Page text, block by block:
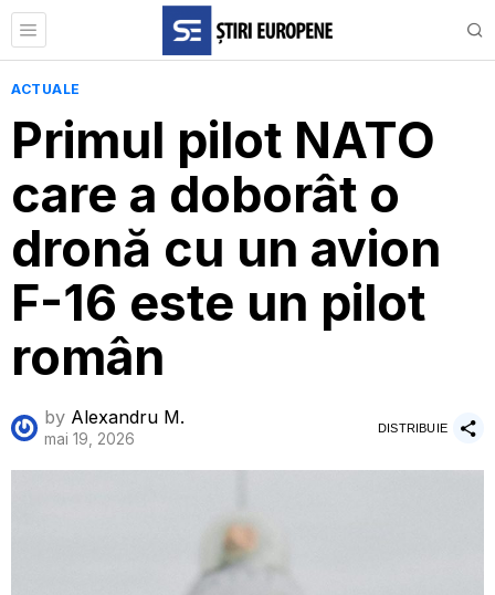
ACTUALE
Primul pilot NATO
care a doborât o
dronă cu un avion
F-16 este un pilot
român
by Alexandru M.
mai 19, 2026
DISTRIBUIE